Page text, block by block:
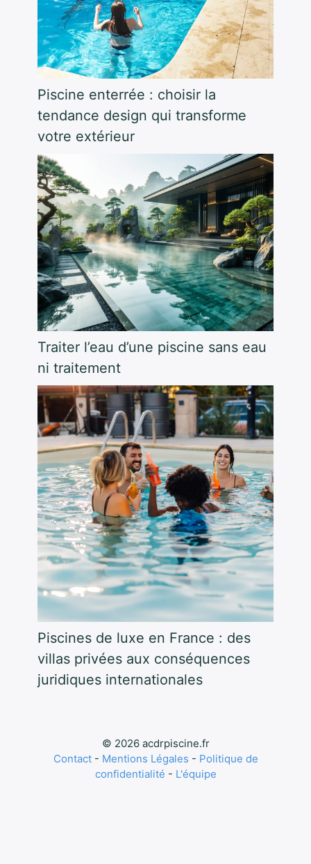
Piscine enterrée : choisir la
tendance design qui transforme
votre extérieur
Traiter l’eau d’une piscine sans eau
ni traitement
Piscines de luxe en France : des
villas privées aux conséquences
juridiques internationales
© 2026 acdrpiscine.fr
Contact- Mentions Légales - Politique de
confidentialité - L'équipe